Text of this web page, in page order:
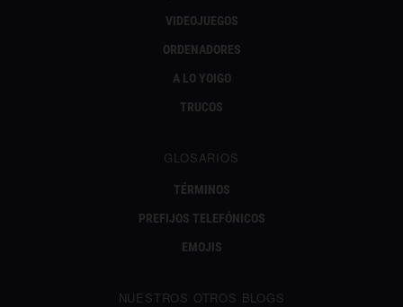
VIDEOJUEGOS
ORDENADORES
A LO YOIGO
TRUCOS
GLOSARIOS
TÉRMINOS
PREFIJOS TELEFÓNICOS
EMOJIS
NUESTROS OTROS BLOGS